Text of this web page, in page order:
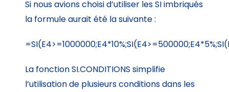
Si nous avions choisi d’utiliser les SI imbriqués
la formule aurait été la suivante :
La fonction SI.CONDITIONS simplifie
l’utilisation de plusieurs conditions dans les